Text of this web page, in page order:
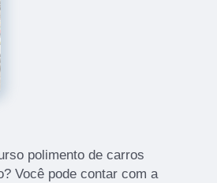
polimento de carros
Você pode contar com a